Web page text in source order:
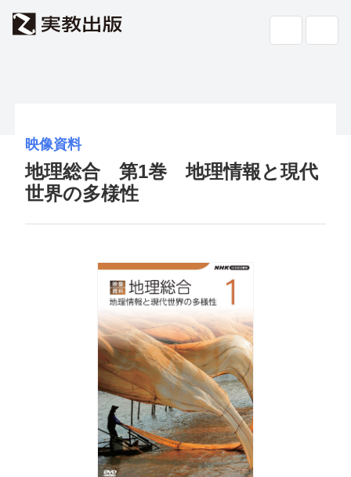
書店の方へ
サイトポリシー
個人情報・特定個人情報の取り扱い
教科書採択の公正確保に関する基本方針
映像資料
地理総合 第1巻 地理情報と現代
世界の多様性